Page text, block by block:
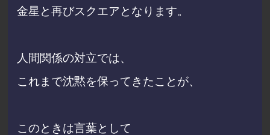
金星と再びスクエアとなります。
人間関係の対立では、
これまで沈黙を保ってきたことが、
このときは言葉として